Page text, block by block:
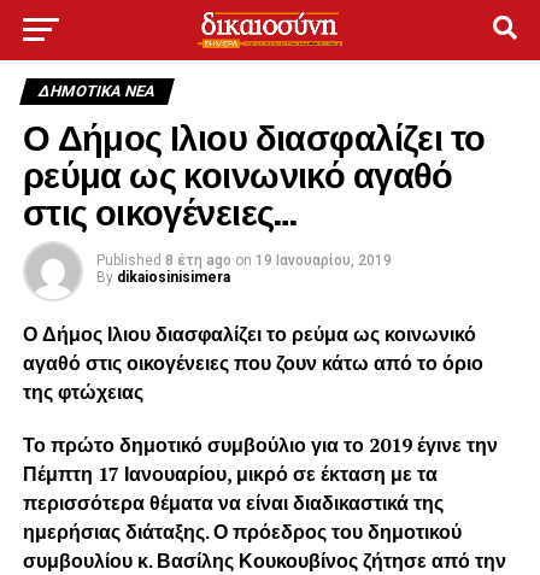
ΔΗΜΟΤΙΚΆ ΝΈΑ
Ο Δήμος Ιλιου διασφαλίζει το
ρεύμα ως κοινωνικό αγαθό
στις οικογένειες…
Published 8 έτη ago on 19 Ιανουαρίου, 2019
By dikaiosinisimera
Ο Δήμος Ιλιου διασφαλίζει το ρεύμα ως κοινωνικό
αγαθό στις οικογένειες που ζουν κάτω από το όριο
της φτώχειας
Το πρώτο δημοτικό συμβούλιο για το 2019 έγινε την
Πέμπτη 17 Ιανουαρίου, μικρό σε έκταση με τα
περισσότερα θέματα να είναι διαδικαστικά της
ημερήσιας διάταξης. Ο πρόεδρος του δημοτικού
συμβουλίου κ. Βασίλης Κουκουβίνος ζήτησε από την